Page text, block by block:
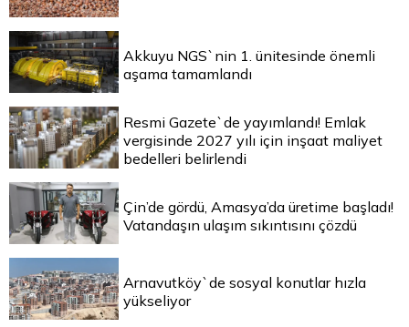
Akkuyu NGS`nin 1. ünitesinde önemli
aşama tamamlandı
Resmi Gazete`de yayımlandı! Emlak
vergisinde 2027 yılı için inşaat maliyet
bedelleri belirlendi
Çin’de gördü, Amasya’da üretime başladı!
Vatandaşın ulaşım sıkıntısını çözdü
Arnavutköy`de sosyal konutlar hızla
yükseliyor